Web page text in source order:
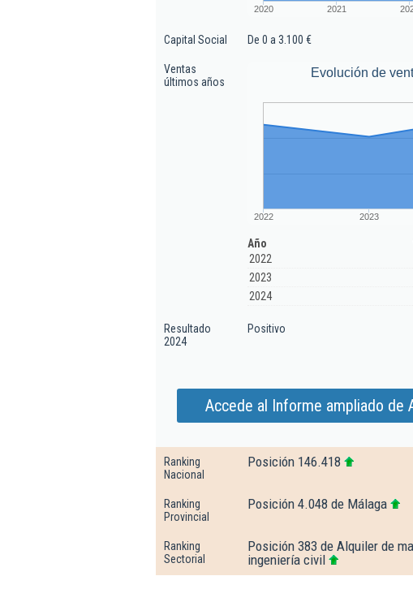
2020 2021
Capital Social De 0 a 3.100 €
Ventas
últimos años
Evolución de
2022 2023
Año
2022
2023
2024
Resultado
2024
Positivo
Accede al Informe ampliado de
Ranking
Nacional
Posición 146.418
Ranking
Provincial
Posición 4.048 de Málaga
Ranking
Sectorial
Posición 383 de Alquiler de
ingeniería civil